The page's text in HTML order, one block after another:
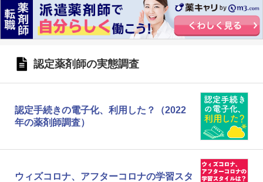
認定薬剤師の実態調査
認定手続きの電子化、利用した？（2022
年の薬剤師調査）
ウィズコロナ、アフターコロナの学習スタ